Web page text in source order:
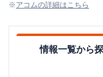
※アコムの詳細はこちら
情報一覧から